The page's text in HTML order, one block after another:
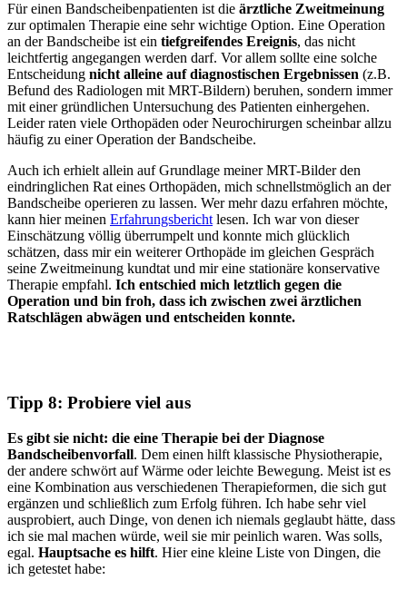
Für einen Bandscheibenpatienten ist die ärztliche Zweitmeinung
zur optimalen Therapie eine sehr wichtige Option. Eine Operation
an der Bandscheibe ist ein tiefgreifendes Ereignis, das nicht
leichtfertig angegangen werden darf. Vor allem sollte eine solche
Entscheidung nicht alleine auf diagnostischen Ergebnissen (z.B.
Befund des Radiologen mit MRT-Bildern) beruhen, sondern immer
mit einer gründlichen Untersuchung des Patienten einhergehen.
Leider raten viele Orthopäden oder Neurochirurgen scheinbar allzu
häufig zu einer Operation der Bandscheibe.
Auch ich erhielt allein auf Grundlage meiner MRT-Bilder den
eindringlichen Rat eines Orthopäden, mich schnellstmöglich an der
Bandscheibe operieren zu lassen. Wer mehr dazu erfahren möchte,
kann hier meinen Erfahrungsbericht lesen. Ich war von dieser
Einschätzung völlig überrumpelt und konnte mich glücklich
schätzen, dass mir ein weiterer Orthopäde im gleichen Gespräch
seine Zweitmeinung kundtat und mir eine stationäre konservative
Therapie empfahl. Ich entschied mich letztlich gegen die
Operation und bin froh, dass ich zwischen zwei ärztlichen
Ratschlägen abwägen und entscheiden konnte.
Tipp 8: Probiere viel aus
Es gibt sie nicht: die eine Therapie bei der Diagnose
Bandscheibenvorfall. Dem einen hilft klassische Physiotherapie,
der andere schwört auf Wärme oder leichte Bewegung. Meist ist es
eine Kombination aus verschiedenen Therapieformen, die sich gut
ergänzen und schließlich zum Erfolg führen. Ich habe sehr viel
ausprobiert, auch Dinge, von denen ich niemals geglaubt hätte, dass
ich sie mal machen würde, weil sie mir peinlich waren. Was solls,
egal. Hauptsache es hilft. Hier eine kleine Liste von Dingen, die
ich getestet habe: